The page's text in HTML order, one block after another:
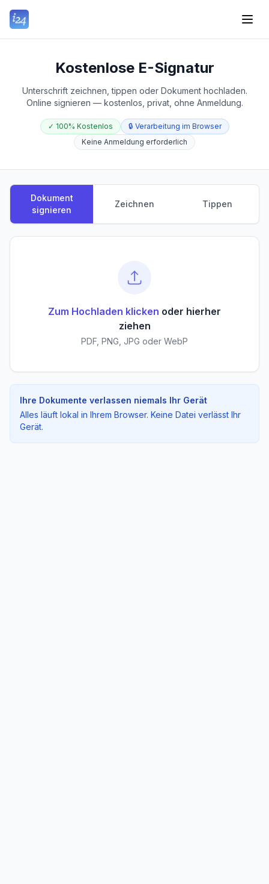
Kostenlose E-Signatur
Unterschrift zeichnen, tippen oder Dokument hochladen.
Online signieren — kostenlos, privat, ohne Anmeldung.
✓ 100% Kostenlos 🔒 Verarbeitung im Browser
Keine Anmeldung erforderlich
Dokument
signieren
Zeichnen Tippen
Zum Hochladen klicken oder hierher
ziehen
PDF, PNG, JPG oder WebP
Ihre Dokumente verlassen niemals Ihr Gerät
Alles läuft lokal in Ihrem Browser. Keine Datei verlässt Ihr
Gerät.